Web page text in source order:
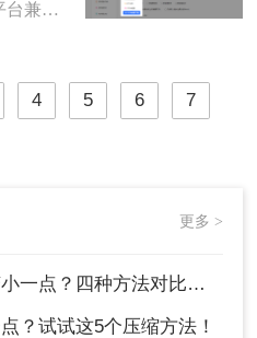
即时通
得异
台兼容
然
多不
拖慢系
失败
率。因
技术，
的
案库。
4 5 6 7
更多 >
四种方法对比，一看就懂！
？试试这5个压缩方法！